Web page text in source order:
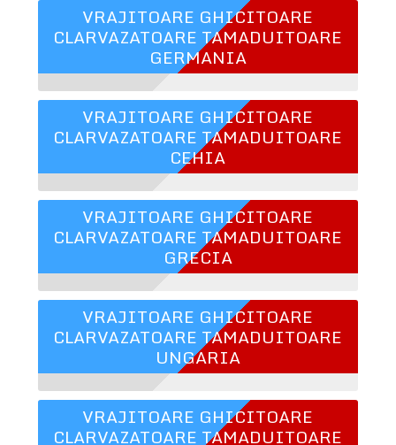
VRAJITOARE GHICITOARE
CLARVAZATOARE TAMADUITOARE
GERMANIA
VRAJITOARE GHICITOARE
CLARVAZATOARE TAMADUITOARE
CEHIA
VRAJITOARE GHICITOARE
CLARVAZATOARE TAMADUITOARE
GRECIA
VRAJITOARE GHICITOARE
CLARVAZATOARE TAMADUITOARE
UNGARIA
VRAJITOARE GHICITOARE
CLARVAZATOARE TAMADUITOARE